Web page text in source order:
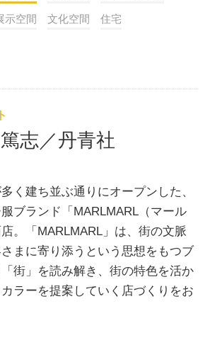
示空間 文化空間 住宅
志／丹青社
く建ち並ぶ通りにオープンした、
ブランド「MARLMARL（マール
。「MARLMARL」は、街の文脈
まに寄り添うという思想をもつブ
街」を読み解き、街の特色を活か
ラーを提案していく店づくりをお